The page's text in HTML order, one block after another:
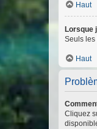
Haut
Lorsque
Seuls les
Haut
Cliquez